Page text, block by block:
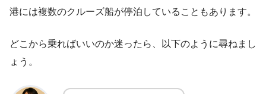
港には複数のクルーズ船が停泊していることもあります。
どこから乗ればいいのか迷ったら、以下のように尋ねまし
ょう。